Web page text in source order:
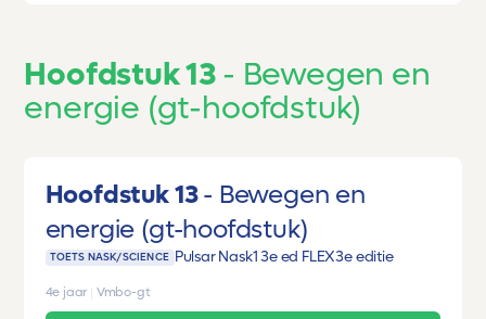
Hoofdstuk 13
Bewegen en
energie (gt-hoofdstuk)
Hoofdstuk 13
Bewegen en
energie (gt-hoofdstuk)
TOETS NASK/SCIENCE Pulsar Nask1 3e ed FLEX3e editie
4e jaar Vmbo-gt